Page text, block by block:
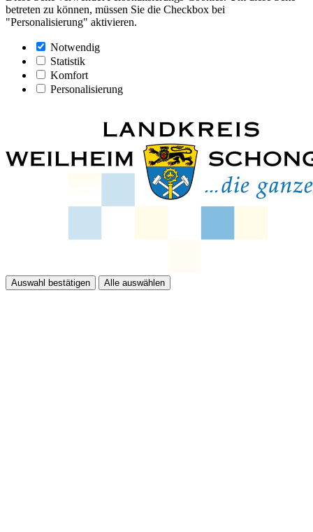
betreten zu können, müssen Sie die Checkbox bei
"Personalisierung" aktivieren.
Notwendig
Statistik
Komfort
Personalisierung
Auswahl bestätigen Alle auswählen